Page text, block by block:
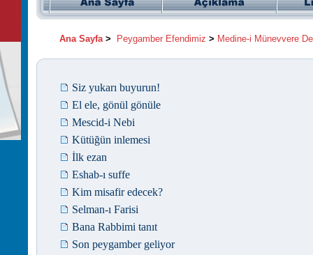
Ana Sayfa> Peygamber Efendimiz > Medine-i Münevvere
Siz yukarı buyurun!
El ele, gönül gönüle
Mescid-i Nebi
Kütüğün inlemesi
İlk ezan
Eshab-ı suffe
Kim misafir edecek?
Selman-ı Farisi
Bana Rabbimi tanıt
Son peygamber geliyor